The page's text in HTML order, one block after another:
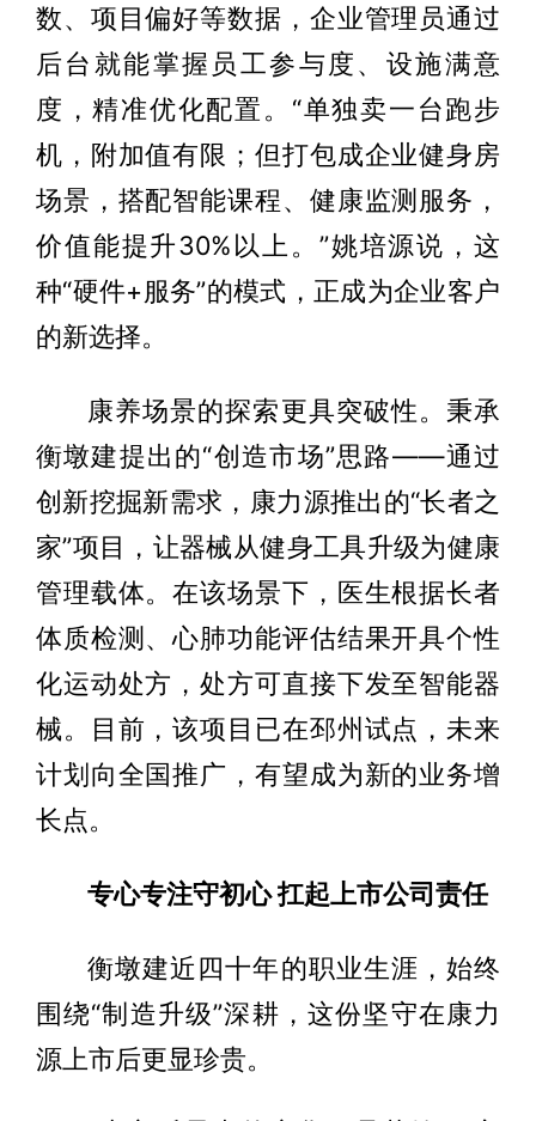
数、项目偏好等数据，企业管理员通过
后台就能掌握员工参与度、设施满意
度，精准优化配置。“单独卖一台跑步
机，附加值有限；但打包成企业健身房
场景，搭配智能课程、健康监测服务，
价值能提升30%以上。”姚培源说，这
种“硬件+服务”的模式，正成为企业客户
的新选择。
康养场景的探索更具突破性。秉承
衡墩建提出的“创造市场”思路——通过
创新挖掘新需求，康力源推出的“长者之
家”项目，让器械从健身工具升级为健康
管理载体。在该场景下，医生根据长者
体质检测、心肺功能评估结果开具个性
化运动处方，处方可直接下发至智能器
械。目前，该项目已在邳州试点，未来
计划向全国推广，有望成为新的业务增
长点。
专心专注守初心 扛起上市公司责任
衡墩建近四十年的职业生涯，始终
围绕“制造升级”深耕，这份坚守在康力
源上市后更显珍贵。